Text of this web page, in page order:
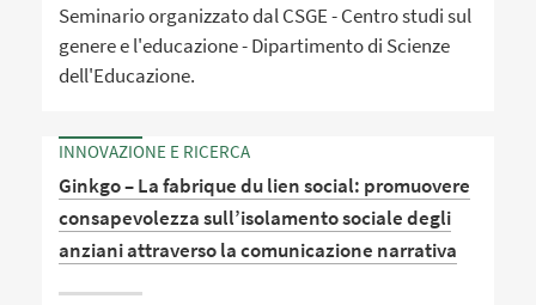
Seminario organizzato dal CSGE - Centro studi sul
genere e l'educazione - Dipartimento di Scienze
dell'Educazione.
INNOVAZIONE E RICERCA
Ginkgo – La fabrique du lien social: promuovere
consapevolezza sull’isolamento sociale degli
anziani attraverso la comunicazione narrativa